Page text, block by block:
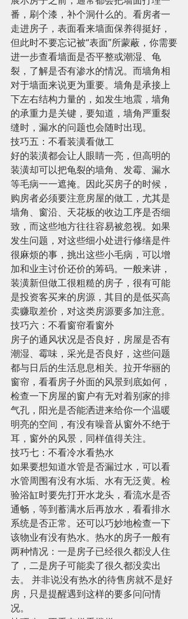
番，刷个漆，补个洞什么的。看房者一
走进房子，表面看来墙面保养得挺好，
但此时不要忘记被“表面”所蒙蔽，你需要
进一步查看墙面是否平整或潮湿、龟
裂，了解是否有渗水的情况。而墙角相
对于墙面来说更为重要。墙角是承接上
下左右结构力量的，如发生地震，墙角
的承重力是关键，要知道，墙角严重裂
缝时，漏水的问题也会随时出现。
技巧五：不看装潢看做工
好的装潢都会让人眼睛一亮，但高明的
装潢却可以把龟裂的墙角、发霉、漏水
等毛病一一遮掩。因此买房子的时候，
购房者必须要注意房屋的做工，尤其是
墙角、窗沿、天花板的收边工序是否细
致，而这些地方往往容易被忽视。如果
发生问题，对这些细小处进行修缮是件
很麻烦的事，挑出这些小毛病，可以增
加和业主讨价还价的筹码。一般来讲，
装潢新但做工很粗糙的房子，很有可能
是投资客买来的房源，其目的是低买高
卖赚取差价，对这类房源要多加注意。
技巧六：不看窗帘看窗外
房子的通风状况是否良好，房屋是否有
潮湿、霉味，采光是否良好，这些问题
都与日后的生活息息相关。拉开华丽的
窗帘，看看房子外面的风景到底如何，
检查一下房屋的窗户有无对着别家的排
气孔，阳光是否能洒进来给你一个温暖
明亮的空间，有没有噪音从窗外不绝于
耳，窗外的风景，同样值得关注。
技巧七：不看冷水看热水
如果要想知道水管是否漏过水，可以看
水管周围有没有水垢、水有无泛黄。检
验浴缸时要先打开水龙头，看流水是否
通畅，等到蓄满水后再放水，看看排水
系统是否正常。还可以巧妙地检查一下
该物业有没有热水。热水的房子一般有
两种情况：一是房子已经很久都没人住
了，二是房子可能卖了很久都没卖出
去。 并非说没有热水的待售房就不是好
房，只是提醒遇到这样的要多问问情
况。